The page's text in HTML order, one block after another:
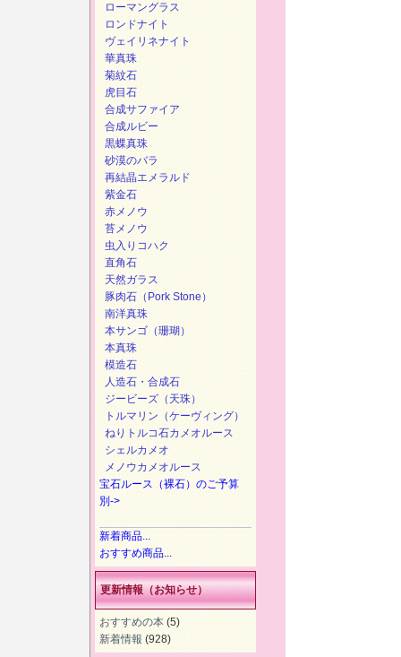
ローマングラス
ロンドナイト
ヴェイリネナイト
華真珠
菊紋石
虎目石
合成サファイア
合成ルビー
黒蝶真珠
砂漠のバラ
再結晶エメラルド
紫金石
赤メノウ
苔メノウ
虫入りコハク
直角石
天然ガラス
豚肉石（Pork Stone）
南洋真珠
本サンゴ（珊瑚）
本真珠
模造石
人造石・合成石
ジービーズ（天珠）
トルマリン（ケーヴィング）
ねりトルコ石カメオルース
シェルカメオ
メノウカメオルース
宝石ルース（裸石）のご予算
別->
新着商品...
おすすめ商品...
更新情報（お知らせ）
おすすめの本 (5)
新着情報 (928)